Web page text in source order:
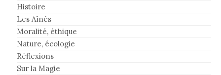
Histoire
Les Aînés
Moralité, éthique
Nature, écologie
Réflexions
Sur la Magie